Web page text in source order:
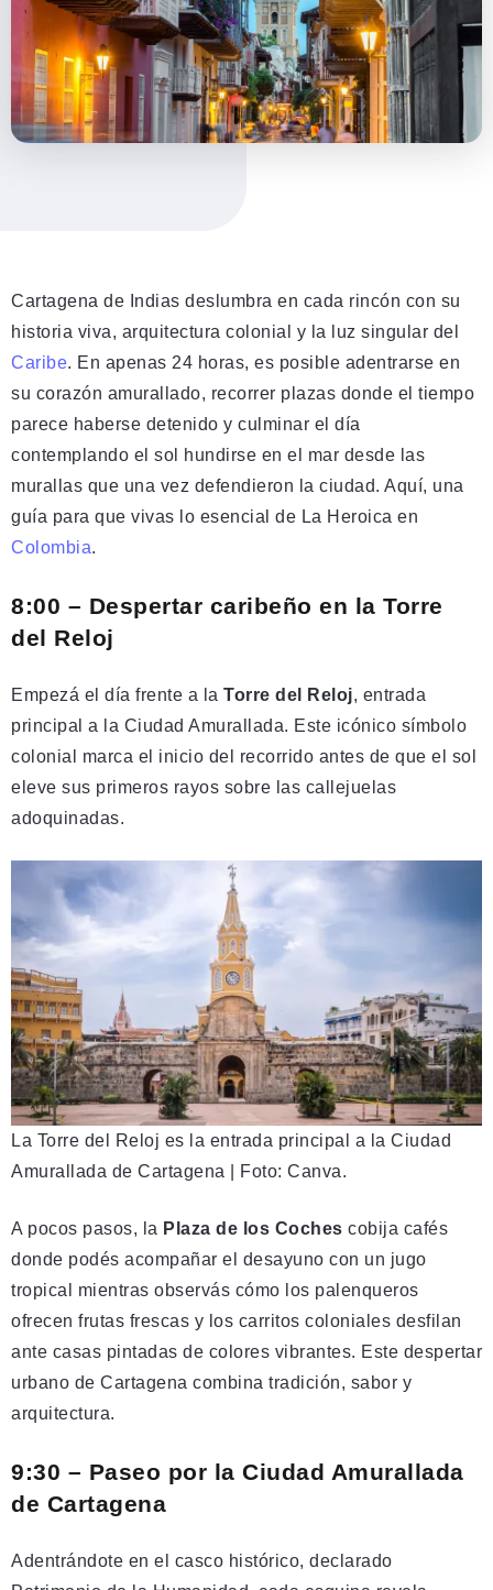
Cartagena de Indias deslumbra en cada rincón con su
historia viva, arquitectura colonial y la luz singular del
Caribe. En apenas 24 horas, es posible adentrarse en
su corazón amurallado, recorrer plazas donde el tiempo
parece haberse detenido y culminar el día
contemplando el sol hundirse en el mar desde las
murallas que una vez defendieron la ciudad. Aquí, una
guía para que vivas lo esencial de La Heroica en
Colombia.
8:00 – Despertar caribeño en la Torre
del Reloj
Empezá el día frente a la Torre del Reloj, entrada
principal a la Ciudad Amurallada. Este icónico símbolo
colonial marca el inicio del recorrido antes de que el sol
eleve sus primeros rayos sobre las callejuelas
adoquinadas.
La Torre del Reloj es la entrada principal a la Ciudad
Amurallada de Cartagena | Foto: Canva.
A pocos pasos, la Plaza de los Coches cobija cafés
donde podés acompañar el desayuno con un jugo
tropical mientras observás cómo los palenqueros
ofrecen frutas frescas y los carritos coloniales desfilan
ante casas pintadas de colores vibrantes. Este despertar
urbano de Cartagena combina tradición, sabor y
arquitectura.
9:30 – Paseo por la Ciudad Amurallada
de Cartagena
Adentrándote en el casco histórico, declarado